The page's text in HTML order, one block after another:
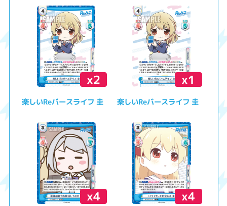
x2
楽しいReバースライフ 圭
x1
楽しいReバースライフ 圭
x4 x4